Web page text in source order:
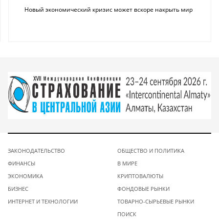
Новый экономический кризис может вскоре накрыть мир
ЗАКОНОДАТЕЛЬСТВО
ФИНАНСЫ
ЭКОНОМИКА
БИЗНЕС
ИНТЕРНЕТ И ТЕХНОЛОГИИ
ОБЩЕСТВО И ПОЛИТИКА
В МИРЕ
КРИПТОВАЛЮТЫ
ФОНДОВЫЕ РЫНКИ
ТОВАРНО-СЫРЬЕВЫЕ РЫНКИ
ПОИСК